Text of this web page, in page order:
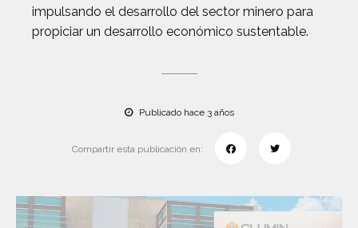
impulsando el desarrollo del sector minero para
propiciar un desarrollo económico sustentable.
Publicado hace 3 años
Compartir esta publicación en: